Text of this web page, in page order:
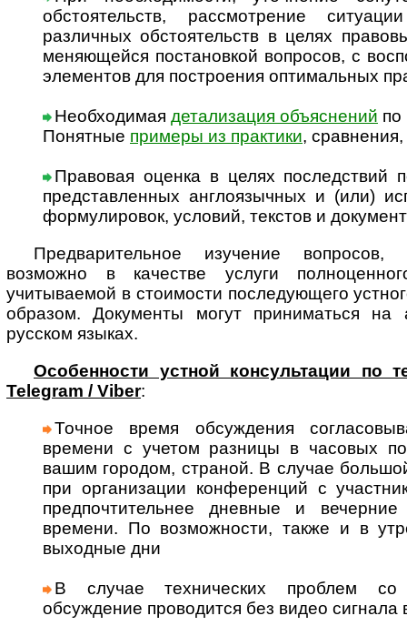
обстоятельств, рассмотрение
различных обстоятельств в целях
меняющейся постановкой вопросов, с
элементов для построения оптимальных
Необходимая детализация объяснений по
Понятные примеры из практики,
Правовая оценка в целях последствий
представленных англоязычных и (или)
формулировок, условий, текстов и
Предварительное изучение вопросов,
возможно в качестве услуги
учитываемой в стоимости последующего
образом. Документы могут приниматься на
русском языках.
Особенности устной консультации по
Telegram / Viber:
Точное время обсуждения
времени с учетом разницы в часовых
вашим городом, страной. В случае
при организации конференций с
предпочтительнее дневные и
времени. По возможности, также и в
выходные дни
В случае технических проблем со
обсуждение проводится без видео